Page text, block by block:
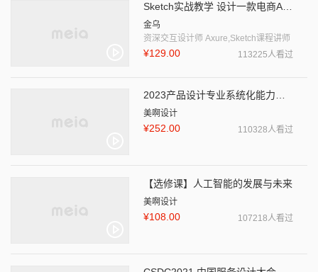
金乌
资深交互设计师 Axure,Sketch课程讲师
¥129.00 113225人看过
美啊设计
¥252.00 110328人看过
【选修课】人工智能的发展与未来
美啊设计
¥108.00 107218人看过